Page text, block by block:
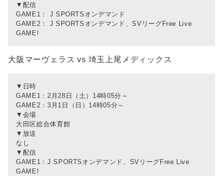
▼配信
GAME1： J SPORTSオンデマンド
GAME2： J SPORTSオンデマンド、SVリーグFree Live
GAME!
大阪マーヴェラス vs 埼玉上尾メディックス
▼日時
GAME1：2月28日（土）14時05分～
GAME2：3月1日（日）14時05分～
▼会場
大田区総合体育館
▼放送
なし
▼配信
GAME1：J SPORTSオンデマンド、SVリーグFree Live
GAME!